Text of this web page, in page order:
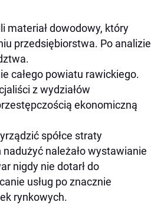
materiał dowodowy, który
przedsiębiorstwa. Po analizie
całego powiatu rawickiego.
z wydziałów
ekonomiczną
spółce straty
należało wystawianie
nigdy nie dotarł do
usług po znacznie
rynkowych.